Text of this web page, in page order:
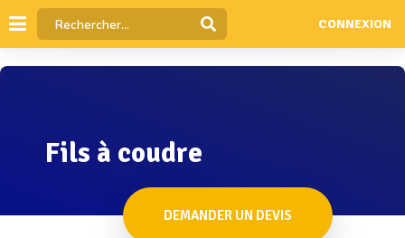
CONNEXION
Fils à coudre
DEMANDER UN DEVIS